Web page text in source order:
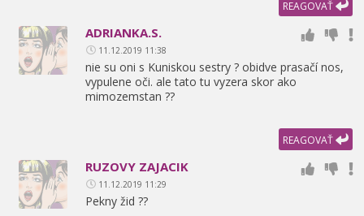
REAGOVAŤ
ADRIANKA.S.
11.12.2019 11:38
nie su oni s Kuniskou sestry ? obidve prasačí nos,
vypulene oči. ale tato tu vyzera skor ako
mimozemstan ??
REAGOVAŤ
RUZOVY ZAJACIK
11.12.2019 11:29
Pekny žid ??